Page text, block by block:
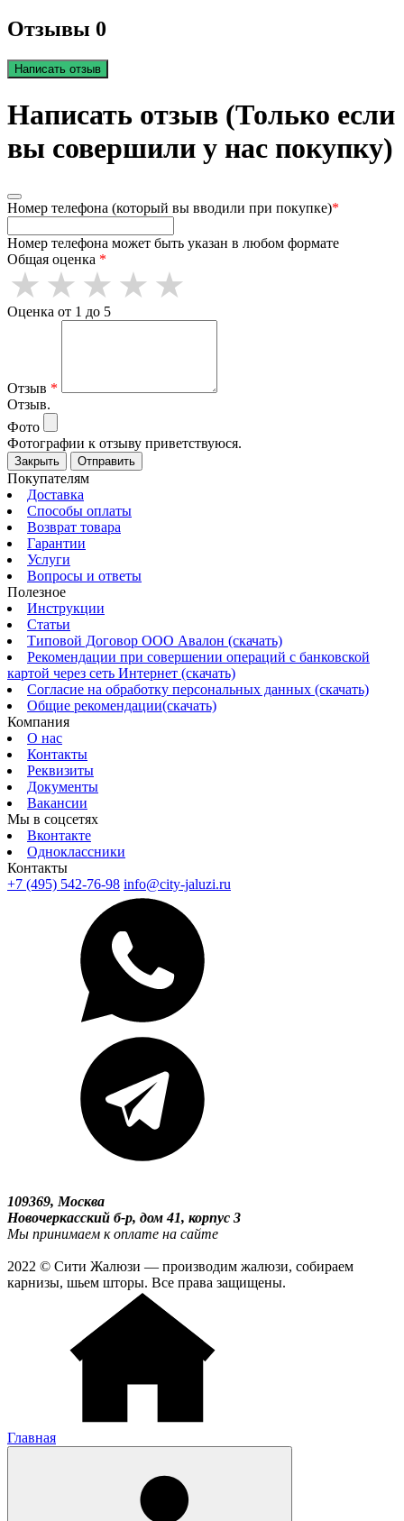
Отзывы 0
Написать отзыв
Написать отзыв (Только если
вы совершили у нас покупку)
Номер телефона (который вы вводили при покупке)*
Номер телефона может быть указан в любом формате
Общая оценка *
Оценка от 1 до 5
Отзыв *
Отзыв.
Фото
Фотографии к отзыву приветствуюся.
Закрыть Отправить
Покупателям
Доставка
Способы оплаты
Возврат товара
Гарантии
Услуги
Вопросы и ответы
Полезное
Инструкции
Статьи
Типовой Договор ООО Авалон (скачать)
Рекомендации при совершении операций с банковской
картой через сеть Интернет (скачать)
Согласие на обработку персональных данных (скачать)
Общие рекомендации(скачать)
Компания
О нас
Контакты
Реквизиты
Документы
Вакансии
Мы в соцсетях
Вконтакте
Одноклассники
Контакты
+7 (495) 542-76-98 info@city-jaluzi.ru
109369, Москва
Новочеркасский б-р, дом 41, корпус 3
Мы принимаем к оплате на сайте
2022 © Сити Жалюзи — производим жалюзи, собираем
карнизы, шьем шторы. Все права защищены.
Главная